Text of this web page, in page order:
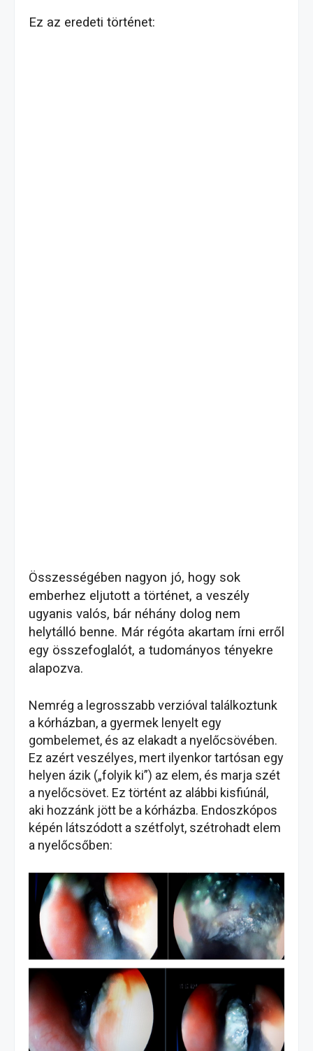
Ez az eredeti történet:
Összességében nagyon jó, hogy sok
emberhez eljutott a történet, a veszély
ugyanis valós, bár néhány dolog nem
helytálló benne. Már régóta akartam írni erről
egy összefoglalót, a tudományos tényekre
alapozva.
Nemrég a legrosszabb verzióval találkoztunk
a kórházban, a gyermek lenyelt egy
gombelemet, és az elakadt a nyelőcsövében.
Ez azért veszélyes, mert ilyenkor tartósan egy
helyen ázik („folyik ki”) az elem, és marja szét
a nyelőcsövet. Ez történt az alábbi kisfiúnál,
aki hozzánk jött be a kórházba. Endoszkópos
képén látszódott a szétfolyt, szétrohadt elem
a nyelőcsőben: